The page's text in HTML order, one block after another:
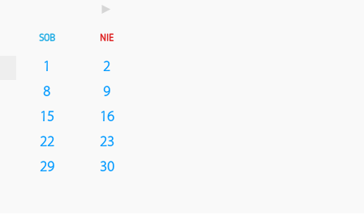
►
SOB NIE
1
2
8
9
15
16
22
23
29 30